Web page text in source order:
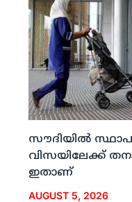
സൗദിയില്‍
വിസയിലേക്ക്
ഇതാണ്
AUGUST 5, 2026